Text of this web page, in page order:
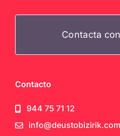
Contacta
Contacto
944 75 71 12
info@deustobizirik.com